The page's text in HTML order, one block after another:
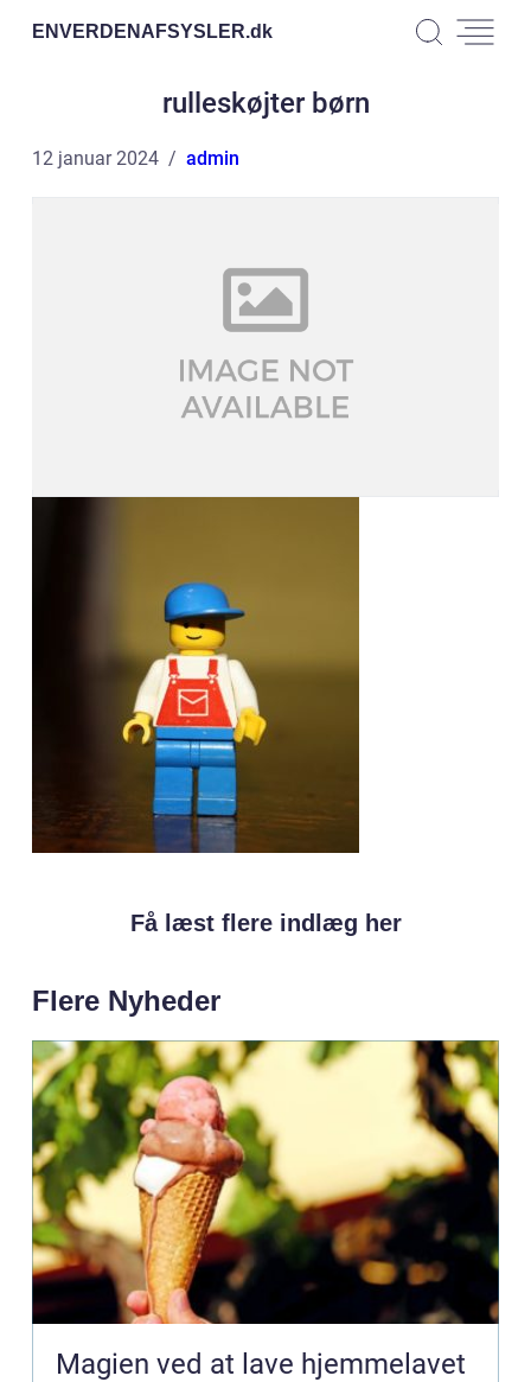
ENVERDENAFSYSLER.dk
rulleskøjter børn
12 januar 2024 admin
Få læst flere indlæg her
Flere Nyheder
Magien ved at lave hjemmelavet